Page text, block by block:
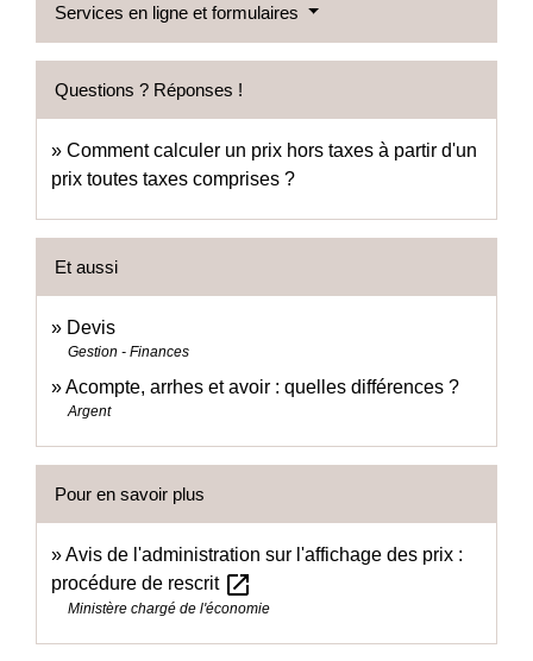
Services en ligne et formulaires
Questions ? Réponses !
Comment calculer un prix hors taxes à partir d'un
prix toutes taxes comprises ?
Et aussi
Devis
Gestion - Finances
Acompte, arrhes et avoir : quelles différences ?
Argent
Pour en savoir plus
Avis de l'administration sur l'affichage des prix :
procédure de rescrit open_in_new
Ministère chargé de l'économie